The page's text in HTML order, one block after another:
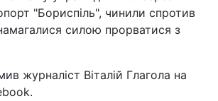
"Бориспіль", чинили спротив
силою прорватися з
журналіст Віталій Глагола на